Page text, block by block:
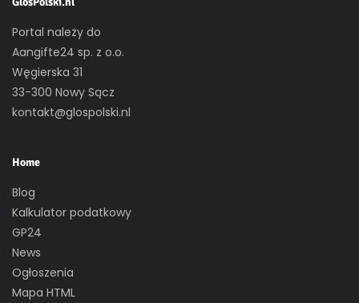
Portal należy do
Aangifte24 sp. z o.o.
Węgierska 31
33-300 Nowy Sącz
kontakt@glospolski.nl
Home
Blog
Kalkulator podatkowy
GP24
News
Ogłoszenia
Mapa HTML